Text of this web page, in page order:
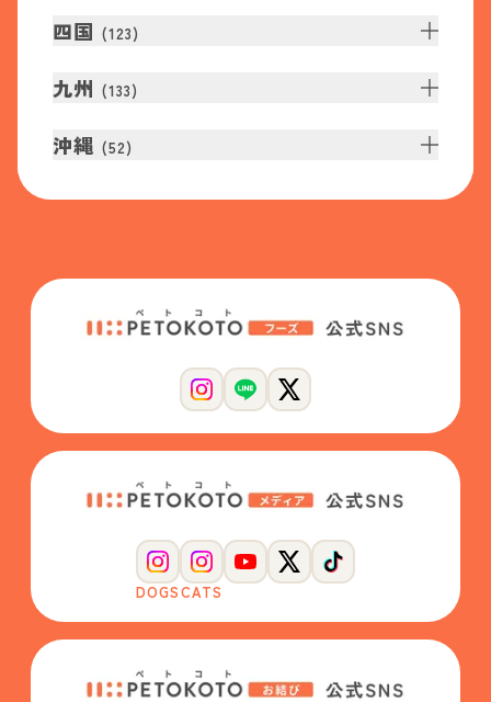
四国 (123)
九州 (133)
沖縄 (52)
DOGSCATS